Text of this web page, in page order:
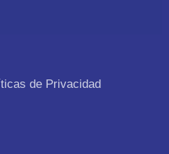
de Privacidad